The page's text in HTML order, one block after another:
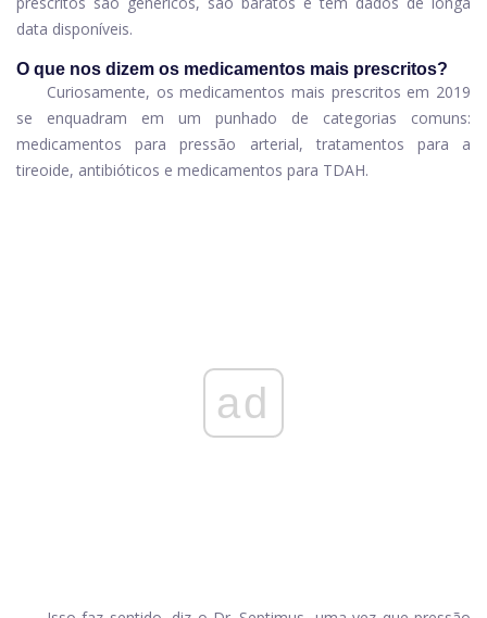
data disponíveis.
O que nos dizem os medicamentos mais prescritos?
Curiosamente, os medicamentos mais prescritos em 2019
se enquadram em um punhado de categorias comuns:
medicamentos para pressão arterial, tratamentos para a
tireoide, antibióticos e medicamentos para TDAH.
ad